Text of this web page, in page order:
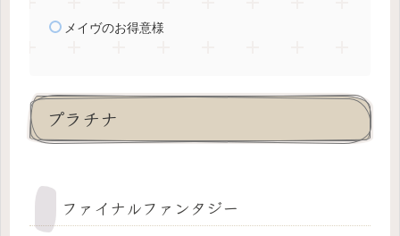
メイヴのお得意様
プラチナ
ファイナルファンタジー